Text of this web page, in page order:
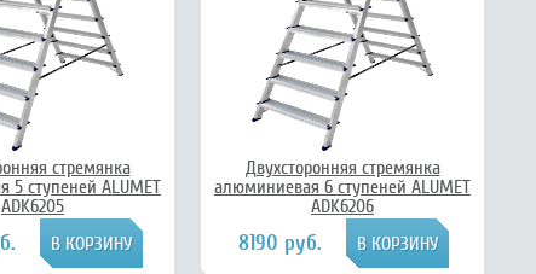
стремянка
5 ступеней ALUMET
ADK6205
Двухсторонняя стремянка
алюминиевая 6 ступеней ALUMET
ADK6206
8190 руб.